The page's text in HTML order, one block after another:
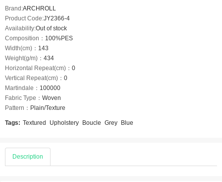
Brand:ARCHROLL
Product Code:JY2366-4
Availability:Out of stock
Composition： 100%PES
Width(cm)： 143
Weight(g/m)： 434
Horizontal Repeat(cm)： 0
Vertical Repeat(cm)： 0
Martindale： 100000
Fabric Type： Woven
Pattern： Plain/Texture
Tags: Textured Upholstery Boucle Grey Blue
Description